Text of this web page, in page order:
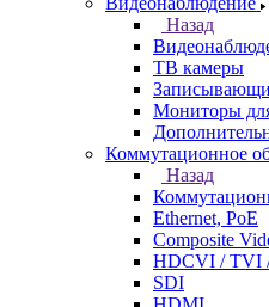
Назад
ТВ камеры
Мониторы
Коммутационное
Назад
Ethernet, PoE
Composite
HDCVI / TVI
SDI